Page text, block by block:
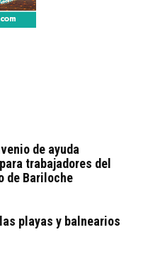
de ayuda
trabajadores del
de Bariloche
playas y balnearios